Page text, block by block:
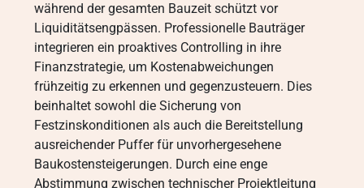
während der gesamten Bauzeit schützt vor
Liquiditätsengpässen. Professionelle Bauträger
integrieren ein proaktives Controlling in ihre
Finanzstrategie, um Kostenabweichungen
frühzeitig zu erkennen und gegenzusteuern. Dies
beinhaltet sowohl die Sicherung von
Festzinskonditionen als auch die Bereitstellung
ausreichender Puffer für unvorhergesehene
Baukostensteigerungen. Durch eine enge
Abstimmung zwischen technischer Projektleitung